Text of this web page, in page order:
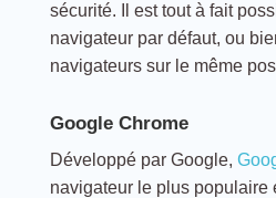
sécurité. Il est tout à fait
navigateur par défaut, ou
navigateurs sur le même
Google Chrome
Développé par Google,
navigateur le plus populaire